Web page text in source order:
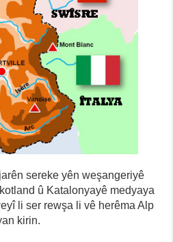
sereke yên weşangeriyê
û Katalonyayê medyaya
li ser rewşa li vê herêma Alp
kirin.